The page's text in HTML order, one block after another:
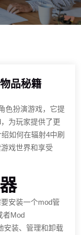
品秘籍
色扮演游戏，它提
为玩家提供了更
如何在辐射4中刷
戏世界和享受
安装一个mod管
者Mod
安装、管理和卸载